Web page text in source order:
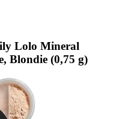
Lolo Mineral
Blondie (0,75 g)